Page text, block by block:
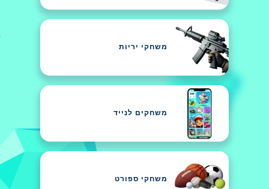
משחקי יריות
משחקים לנייד
משחקי ספורט